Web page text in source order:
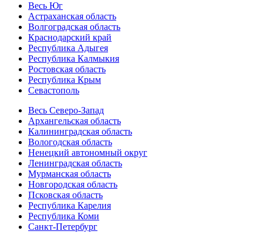
Весь Юг
Астраханская область
Волгоградская область
Краснодарский край
Республика Адыгея
Республика Калмыкия
Ростовская область
Республика Крым
Севастополь
Весь Северо-Запад
Архангельская область
Калининградская область
Вологодская область
Ненецкий автономный округ
Ленинградская область
Мурманская область
Новгородская область
Псковская область
Республика Карелия
Республика Коми
Санкт-Петербург